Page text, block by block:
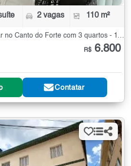
2 vagas 110 m²
Apartamento para Alugar no Canto do Forte com 3 quartos - 110 m²
R$ 6.800
Contatar